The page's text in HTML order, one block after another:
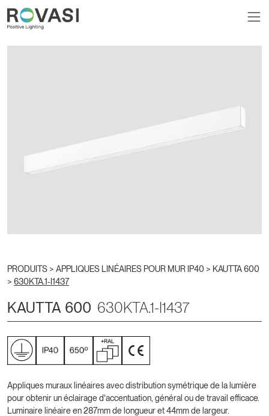
PRODUITS > APPLIQUES LINÉAIRES POUR MUR IP40 > KAUTTA 600
> 630KTA.1-I1437
KAUTTA 600 630KTA.1-I1437
Appliques muraux linéaires avec distribution symétrique de la lumière
pour obtenir un éclairage d'accentuation, général ou de travail efficace.
Luminaire linéaire en 287mm de longueur et 44mm de largeur.